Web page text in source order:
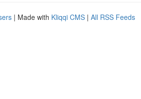
| Made with Kliqqi CMS | All RSS Feeds